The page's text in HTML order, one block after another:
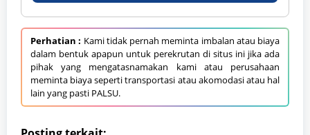
Perhatian : Kami tidak pernah meminta imbalan atau biaya
dalam bentuk apapun untuk perekrutan di situs ini jika ada
pihak yang mengatasnamakan kami atau perusahaan
meminta biaya seperti transportasi atau akomodasi atau hal
lain yang pasti PALSU.